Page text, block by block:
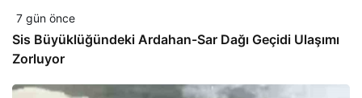
7 gün önce
Sis Büyüklüğündeki Ardahan-Sar Dağı Geçidi Ulaşımı
Zorluyor